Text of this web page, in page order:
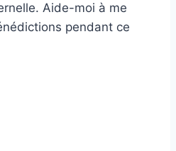
Aide-moi à me
pendant ce